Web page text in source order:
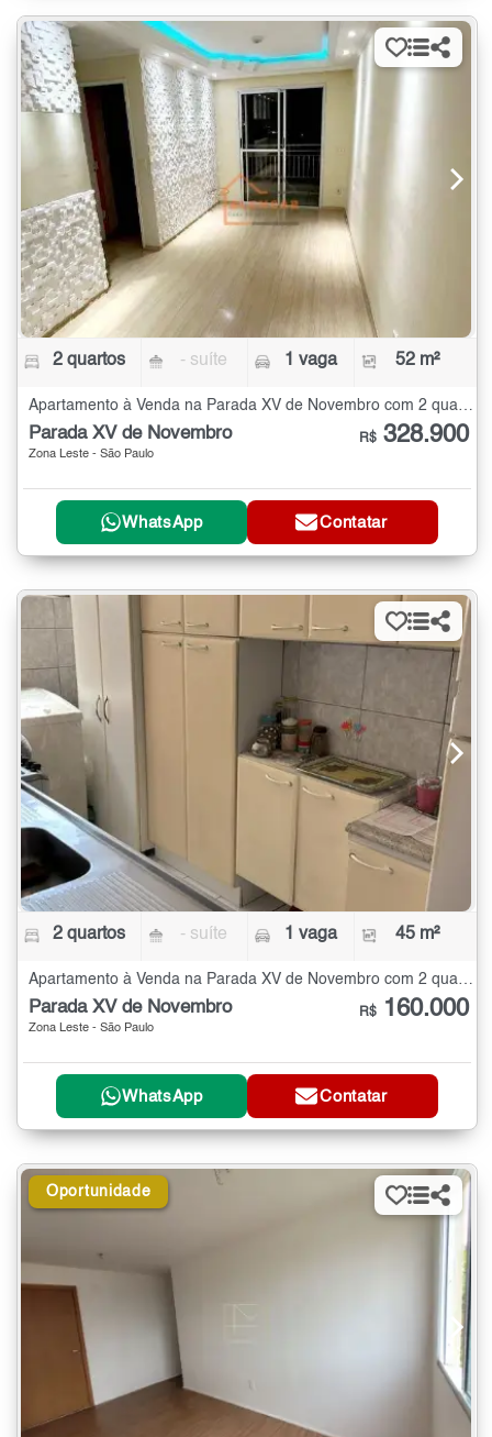
2 quartos - suíte 1 vaga 52 m²
Apartamento à Venda na Parada XV de Novembro com 2 quartos - 52 m²
Parada XV de Novembro
Zona Leste - São Paulo
R$ 328.900
WhatsApp Contatar
2 quartos - suíte 1 vaga 45 m²
Apartamento à Venda na Parada XV de Novembro com 2 quartos - 45 m²
Parada XV de Novembro
Zona Leste - São Paulo
R$ 160.000
WhatsApp Contatar
Oportunidade